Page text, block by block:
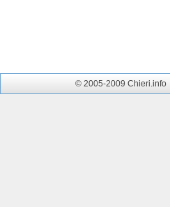
© 2005-2009 Chieri.info